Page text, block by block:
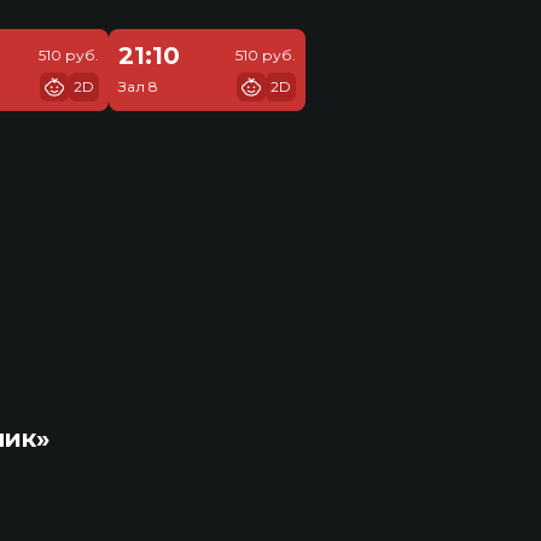
510 руб.
2D
21:10
Зал 8
510 руб.
2D